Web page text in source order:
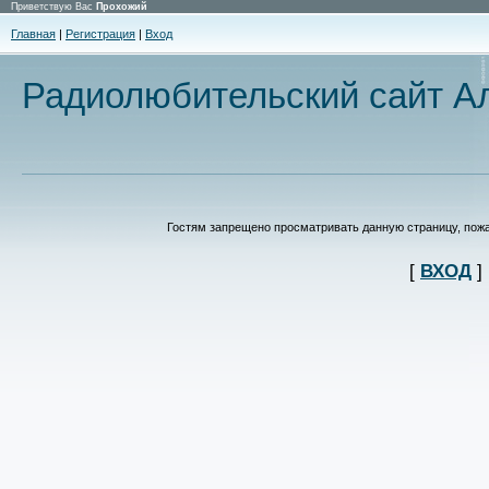
Приветствую Вас Прохожий
Главная | Регистрация | Вход
Радиолюбительский сайт
Гостям запрещено просматривать данную страницу,
[ ВХОД ]